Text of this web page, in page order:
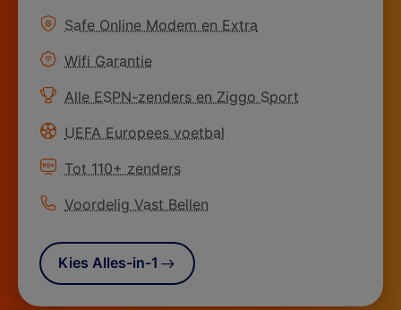
Meer informatie over
Safe Online Modem en Extra
Meer informatie over
Wifi Garantie
Meer informatie over
Alle ESPN-zenders en Ziggo Sport
Meer informatie over
UEFA Europees voetbal
Meer informatie over
Tot 110+ zenders
Meer informatie over
Voordelig Vast Bellen
Kies Alles-in-1